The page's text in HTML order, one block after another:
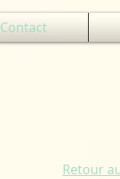
Contact
Retour